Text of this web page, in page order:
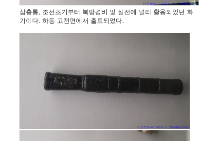
삼총통, 조선초기부터 북방경비 및 실전에 널리 활용되었던 화
기이다. 하동 고전면에서 출토되었다.